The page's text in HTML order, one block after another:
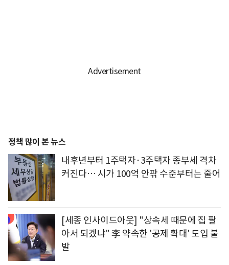
정책 많이 본 뉴스
내후년부터 1주택자·3주택자 종부세 격차
커진다… 시가 100억 안팎 수준부터는 줄어
[세종 인사이드아웃] "상속세 때문에 집 팔
아서 되겠냐" 李 약속한 '공제 확대' 도입 불
발